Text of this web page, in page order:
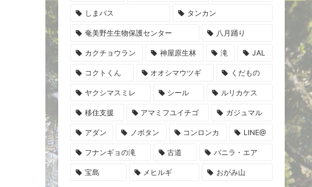
しまバス タンカン
奄美野生生物保護センター 八月踊り
カクチョウラン 神屋原生林 滝 JAL
コクトくん オオシマウツギ くだもの
ヤクシマスミレ シール ルリカケス
移住支援 アマミフユイチゴ ガジュマル
アダン ノボタン コンロンカ LINE@
フナンギョの滝 古道 バニラ・エア
宝島 メヒルギ おがみ山